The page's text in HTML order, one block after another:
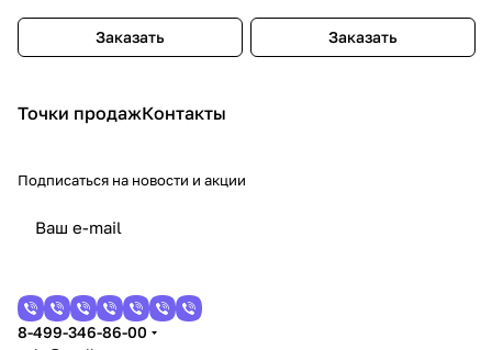
Заказать Заказать
Точки продажКонтакты
Подписаться на новости и акции
8-499-346-86-00